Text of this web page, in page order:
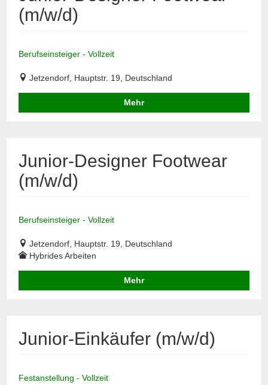
(m/w/d)
Berufseinsteiger - Vollzeit
Jetzendorf, Hauptstr. 19, Deutschland
Mehr
Junior-Designer Footwear
(m/w/d)
Berufseinsteiger - Vollzeit
Jetzendorf, Hauptstr. 19, Deutschland
Hybrides Arbeiten
Mehr
Junior-Einkäufer (m/w/d)
Festanstellung - Vollzeit